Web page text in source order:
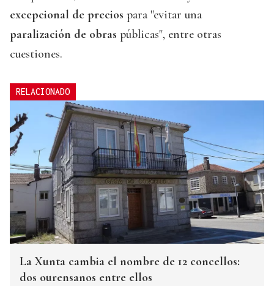
excepcional de precios para "evitar una
paralización de obras públicas", entre otras
cuestiones.
RELACIONADO
La Xunta cambia el nombre de 12 concellos:
dos ourensanos entre ellos